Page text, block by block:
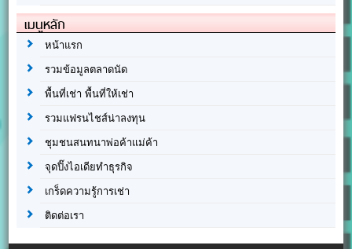
เมนูหลัก
หน้าแรก
รวมข้อมูลตลาดนัด
พื้นที่เช่า พื้นที่ให้เช่า
รวมแฟรนไชส์น่าลงทุน
ชุมชนสนทนาพ่อค้าแม่ค้า
จุดปิ๊งไอเดียทำธุรกิจ
เกร็ดความรู้การเช่า
ติดต่อเรา